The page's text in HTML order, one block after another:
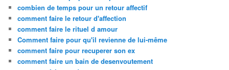
combien de temps pour un retour affectif
comment faire le retour d'affection
comment faire le rituel d amour
Comment faire pour qu'il revienne de lui-même
comment faire pour recuperer son ex
comment faire un bain de desenvoutement